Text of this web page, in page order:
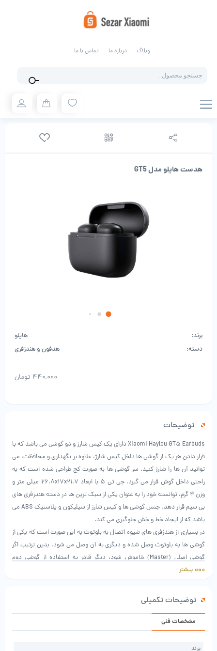
وبلاگ درباره ما تماس با ما
search
هدست هایلو مدل GT5
برند:
هایلو
دسته:
هدفون و هندزفری
۴۴۰,۰۰۰ تومان
توضیحات
Xiaomi Haylou GT5 Earbuds دارای یک کیس شارژ و دو گوشی می باشد که با
قرار دادن هر یک از گوشی ها داخل کیس شارژ، علاوه بر نگهداری و محافظت، می
توانید آن ها را شارژ کنید. سر گوشی ها به صورت کج طراحی شده است که به
راحتی داخل گوش قرار می گیرد. جی تی 5 با ابعاد 26.8x17x21.7 میلی متر و
وزن 4 گرم، توانسته خود را به عنوان یکی از سبک ترین ها در دسته هندزفری های
بی سیم قرار دهد. جنس گوشی ها و کیس شارژ از سیلیکون و پلاستیک ABS می
باشد که از ایجاد خط و خش جلوگیری می کند.
در بسیاری از هندزفری های شیوه اتصال به بلوتوث به این صورت است که یکی از
گوشی ها به بلوتوث وصل شده و دیگری به آن وصل می شود. بدین ترتیب اگر
گوشی اصلی (Master) خاموش شود، دیگر قادر به استفاده از گوشی دوم
(Slave) نخواهیم بود. در هنوزفری های بلوتوثی جدید، قابلیت مستر اسلیو می
سازد.
بیشتر
توضیحات تکمیلی
مشخصات فنی
برند